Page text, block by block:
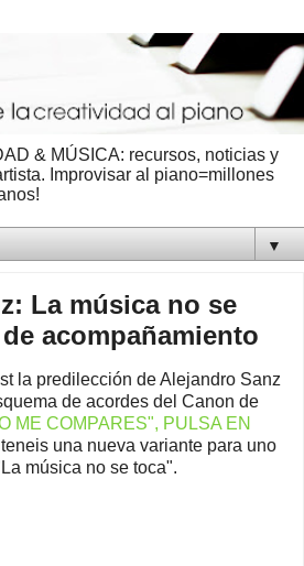
& MÚSICA: recursos, noticias y
Improvisar al piano=millones
▼
La música no se
acompañamiento
la predilección de Alejandro Sanz
de acordes del Canon de
ME COMPARES", PULSA EN
una nueva variante para uno
música no se toca".